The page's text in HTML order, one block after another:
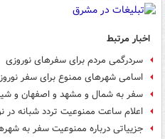
اخبار مرتبط
سردرگمی مردم برای سفرهای نوروزی
اسامی شهرهای ممنوع برای سفر نوروزی از ۲۵ اسفند تا ۱۵
سفر به شمال و مشهد و اصفهان و
اعلام ساعت ممنوعیت تردد شبانه در نوروز/
جزییاتی درباره ممنوعیت سفر به